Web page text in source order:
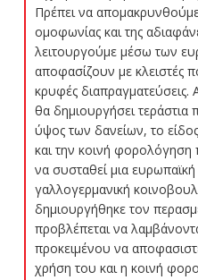
Πρέπει να
ομοφωνίας και της
λειτουργούμε μέσω των
αποφασίζουν με κλειστές
κρυφές
θα δημιουργήσει τεράστια
ύψος των δανείων, το
και την κοινή
να συσταθεί μια
γαλλογερμανική
δημιουργήθηκε τον
προβλέπεται να
προκειμένου να
χρήση του και η κοινή